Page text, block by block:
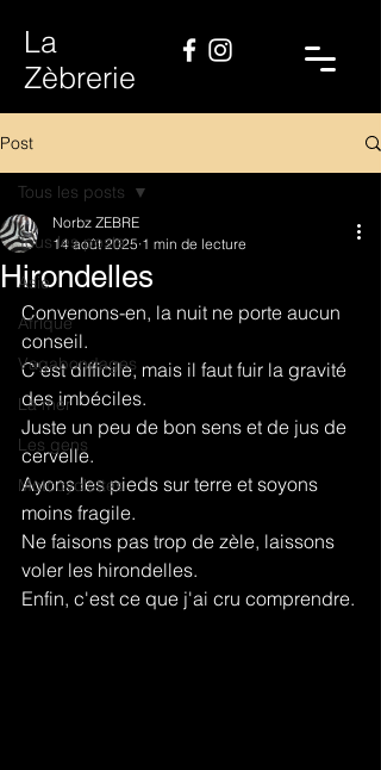
La
Zèbrerie
Post
Tous les posts
Asie
Afrique
Vagabondages
La mer
Les gens
Motocyclettes
Tous les posts
Hirondelles
Norbz ZEBRE
14 août 2025 1 min de lecture
Convenons-en, la nuit ne porte aucun
conseil.
C'est difficile, mais il faut fuir la gravité
des imbéciles.
Juste un peu de bon sens et de jus de
cervelle.
Ayons les pieds sur terre et soyons
moins fragile.
Ne faisons pas trop de zèle, laissons
voler les hirondelles.
Enfin, c'est ce que j'ai cru comprendre.